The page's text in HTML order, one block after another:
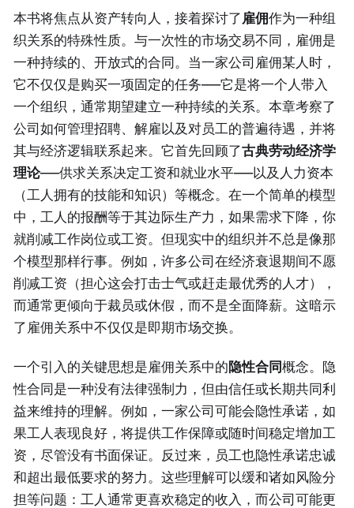
本书将焦点从资产转向人，接着探讨了雇佣作为一种组
织关系的特殊性质。与一次性的市场交易不同，雇佣是
一种持续的、开放式的合同。当一家公司雇佣某人时，
它不仅仅是购买一项固定的任务——它是将一个人带入
一个组织，通常期望建立一种持续的关系。本章考察了
公司如何管理招聘、解雇以及对员工的普遍待遇，并将
其与经济逻辑联系起来。它首先回顾了古典劳动经济学
理论——供求关系决定工资和就业水平——以及人力资本
（工人拥有的技能和知识）等概念。在一个简单的模型
中，工人的报酬等于其边际生产力，如果需求下降，你
就削减工作岗位或工资。但现实中的组织并不总是像那
个模型那样行事。例如，许多公司在经济衰退期间不愿
削减工资（担心这会打击士气或赶走最优秀的人才），
而通常更倾向于裁员或休假，而不是全面降薪。这暗示
了雇佣关系中不仅仅是即期市场交换。
一个引入的关键思想是雇佣关系中的隐性合同概念。隐
性合同是一种没有法律强制力，但由信任或长期共同利
益来维持的理解。例如，一家公司可能会隐性承诺，如
果工人表现良好，将提供工作保障或随时间稳定增加工
资，尽管没有书面保证。反过来，员工也隐性承诺忠诚
和超出最低要求的努力。这些理解可以缓和诸如风险分
担等问题：工人通常更喜欢稳定的收入，而公司可能更